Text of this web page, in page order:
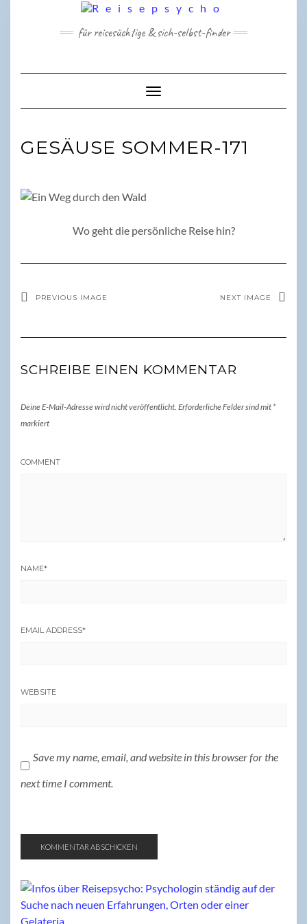
für reisesüchtige & sich-selbst-finder
Toggle Navigation
GESÄUSE SOMMER-171
Wo geht die persönliche Reise hin?
PREVIOUS IMAGE NEXT IMAGE
SCHREIBE EINEN KOMMENTAR
Deine E-Mail-Adresse wird nicht veröffentlicht. Erforderliche Felder sind mit *
markiert
COMMENT
NAME*
EMAIL ADDRESS*
WEBSITE
Save my name, email, and website in this browser for the
next time I comment.